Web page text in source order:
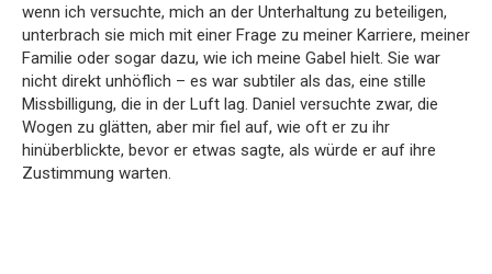
wenn ich versuchte, mich an der Unterhaltung zu beteiligen,
unterbrach sie mich mit einer Frage zu meiner Karriere, meiner
Familie oder sogar dazu, wie ich meine Gabel hielt. Sie war
nicht direkt unhöflich – es war subtiler als das, eine stille
Missbilligung, die in der Luft lag. Daniel versuchte zwar, die
Wogen zu glätten, aber mir fiel auf, wie oft er zu ihr
hinüberblickte, bevor er etwas sagte, als würde er auf ihre
Zustimmung warten.